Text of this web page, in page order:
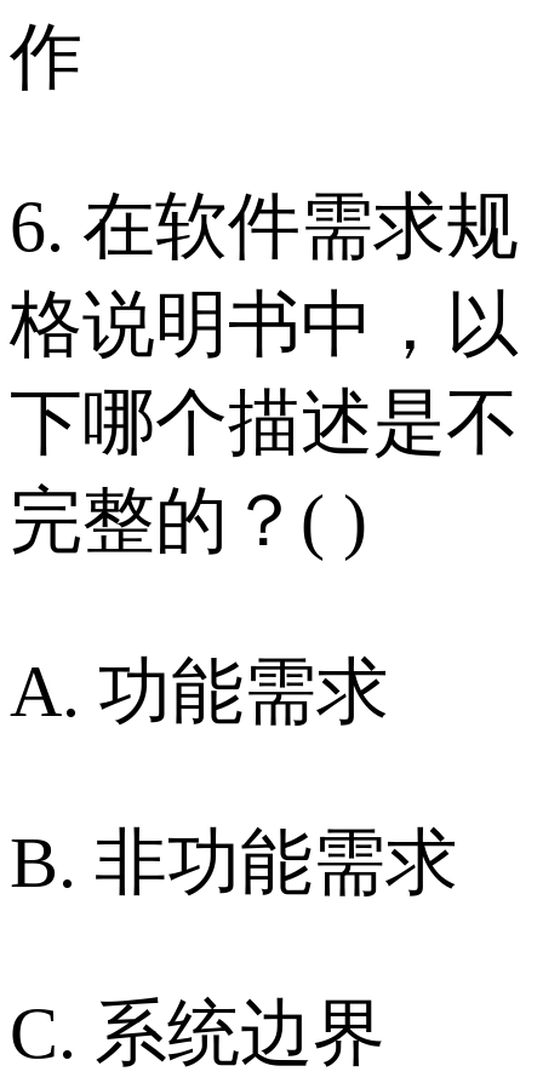
作
6. 在软件需求规
格说明书中，以
下哪个描述是不
完整的？( )
A. 功能需求
B. 非功能需求
C. 系统边界